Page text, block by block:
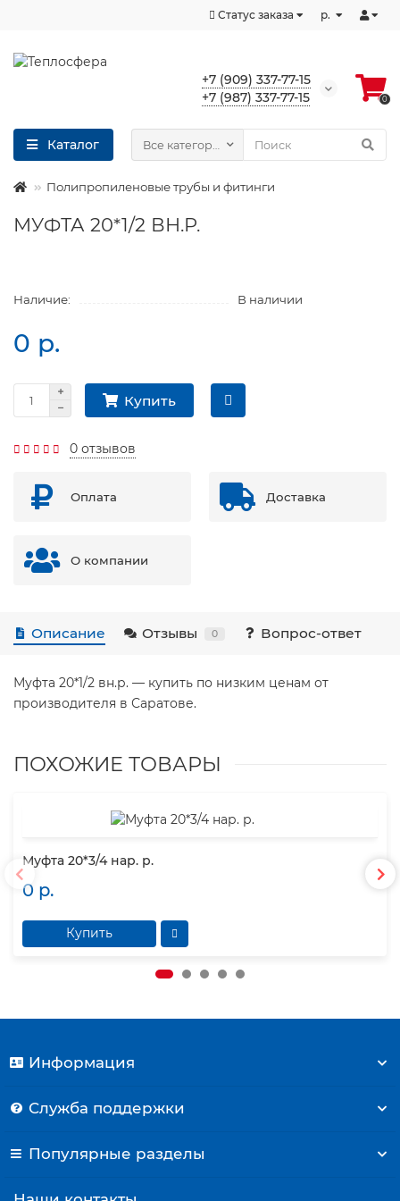
р.
Статус заказа
+7 (909) 337-77-15
+7 (987) 337-77-15
0
Каталог Все категории
Полипропиленовые трубы и фитинги
МУФТА 20*1/2 ВН.Р.
Наличие: В наличии
0 р.
Купить
0 отзывов
Оплата Доставка
О компании
Описание Отзывы 0 Вопрос-ответ
Муфта 20*1/2 вн.р. — купить по низким ценам от
производителя в Саратове.
ПОХОЖИЕ ТОВАРЫ
Муфта 20*3/4 нар. р.
0 р.
Купить
Информация
Служба поддержки
Популярные разделы